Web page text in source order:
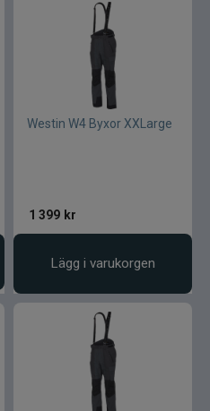
Westin W4 Byxor XXLarge
1 399 kr
Lägg i varukorgen